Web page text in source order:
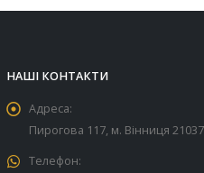
НАШІ КОНТАКТИ
Адреса:
Пирогова 117, м. Вінниця
Телефон: